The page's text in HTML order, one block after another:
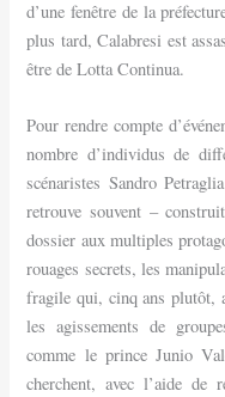
d’une fenêtre de la
plus tard, Calabresi est
être de Lotta Continua.
Pour rendre compte
nombre d’individus de
scénaristes Sandro
retrouve souvent –
dossier aux multiples
rouages secrets, les
fragile qui, cinq ans plutôt,
les agissements de
comme le prince Junio
cherchent, avec l’aide de